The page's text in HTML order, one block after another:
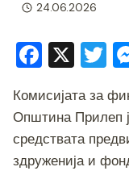
24.06.2026
F
c
e
b
X T
tt
Комисијата за
Општина Прилеп
средствата
здруженија и